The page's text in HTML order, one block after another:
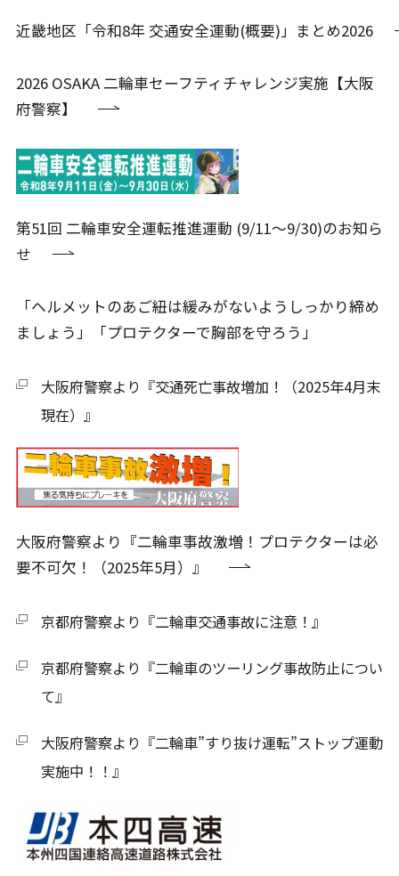
近畿地区「令和8年 交通安全運動(概要)」まとめ2026
2026 OSAKA 二輪車セーフティチャレンジ実施【大阪
府警察】
第51回 二輪車安全運転推進運動 (9/11～9/30)のお知ら
せ
「ヘルメットのあご紐は緩みがないようしっかり締め
ましょう」「プロテクターで胸部を守ろう」
大阪府警察より『交通死亡事故増加！（2025年4月末
現在）』
大阪府警察より『二輪車事故激増！プロテクターは必
要不可欠！（2025年5月）』
京都府警察より『二輪車交通事故に注意！』
京都府警察より『二輪車のツーリング事故防止につい
て』
大阪府警察より『二輪車”すり抜け運転”ストップ運動
実施中！！』